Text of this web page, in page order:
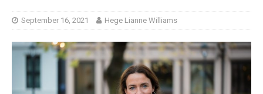
September 16, 2021 Hege Lianne Williams